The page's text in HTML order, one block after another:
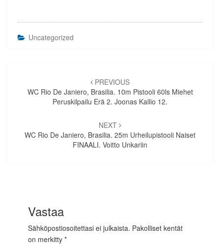
Uncategorized
selaus
PREVIOUS
WC Rio De Janiero, Brasilia. 10m Pistooli 60ls Miehet
Peruskilpailu Erä 2. Joonas Kallio 12.
NEXT
WC Rio De Janiero, Brasilia. 25m Urheilupistooli Naiset
FINAALI. Voitto Unkariin
Vastaa
Sähköpostiosoitettasi ei julkaista. Pakolliset kentät
on merkitty *